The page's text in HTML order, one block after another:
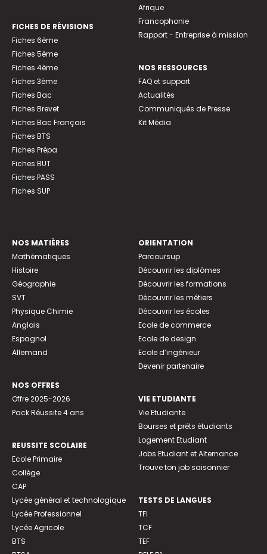
FICHES DE RÉVISIONS
Fiches 6ème
Fiches 5ème
Fiches 4ème
Fiches 3ème
Fiches Bac
Fiches Brevet
Fiches Bac Français
Fiches BTS
Fiches Prépa
Fiches BUT
Fiches PASS
Fiches SUP
Afrique
Francophonie
Rapport - Entreprise à mission
NOS RESSOURCES
FAQ et support
Actualités
Communiqués de Presse
Kit Média
NOS MATIÈRES
Mathématiques
Histoire
Géographie
SVT
Physique Chimie
Anglais
Espagnol
Allemand
NOS OFFRES
Offre 2025-2026
Pack Réussite 4 ans
REUSSITE SCOLAIRE
Ecole Primaire
Collège
CAP
Lycée général et technologique
Lycée Professionnel
Lycée Agricole
BTS
ORIENTATION
Parcoursup
Découvrir les diplômes
Découvrir les formations
Découvrir les métiers
Découvrir les écoles
Ecole de commerce
Ecole de design
Ecole d’ingénieur
Devenir partenaire
VIE ETUDIANTE
Vie Etudiante
Bourses et prêts étudiants
Logement Etudiant
Jobs Etudiant et Alternance
Trouve ton job saisonnier
TESTS DE LANGUES
TFI
TCF
TEF